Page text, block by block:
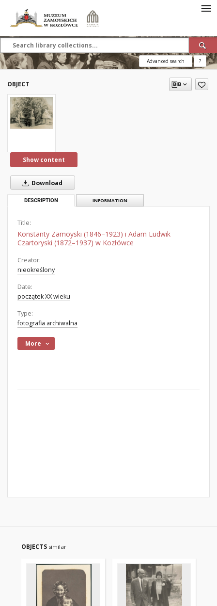
Advanced search ?
OBJECT
Show content
Download
DESCRIPTION INFORMATION
Title:
Konstanty Zamoyski (1846–1923) i Adam Ludwik
Czartoryski (1872–1937) w Kozłówce
Creator:
nieokreślony
Date:
początek XX wieku
Type:
fotografia archiwalna
More
OBJECTS similar